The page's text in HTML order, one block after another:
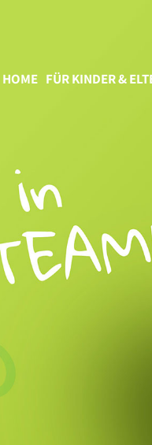
HOME FÜR KINDER &